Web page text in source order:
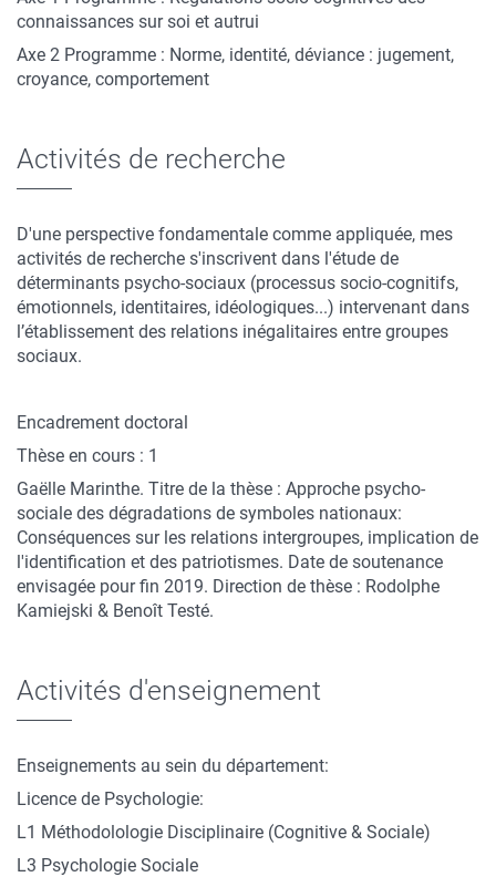
connaissances sur soi et autrui
Axe 2 Programme : Norme, identité, déviance : jugement,
croyance, comportement
Activités de recherche
D'une perspective fondamentale comme appliquée, mes
activités de recherche s'inscrivent dans l'étude de
déterminants psycho-sociaux (processus socio-cognitifs,
émotionnels, identitaires, idéologiques...) intervenant dans
l’établissement des relations inégalitaires entre groupes
sociaux.
Encadrement doctoral
Thèse en cours : 1
Gaëlle Marinthe. Titre de la thèse : Approche psycho-
sociale des dégradations de symboles nationaux:
Conséquences sur les relations intergroupes, implication de
l'identification et des patriotismes. Date de soutenance
envisagée pour fin 2019. Direction de thèse : Rodolphe
Kamiejski & Benoît Testé.
Activités d'enseignement
Enseignements au sein du département:
Licence de Psychologie:
L1 Méthodolologie Disciplinaire (Cognitive & Sociale)
L3 Psychologie Sociale